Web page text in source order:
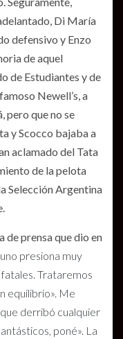
Di María
defensivo y Enzo
de aquel
de Estudiantes y de
Newell’s, a
pero que no se
y Scocco bajaba a
aclamado del Tata
de la pelota
Selección Argentina
de prensa que dio en
presiona muy
Trataremos
equilibrio». Me
derribó cualquier
poné». La